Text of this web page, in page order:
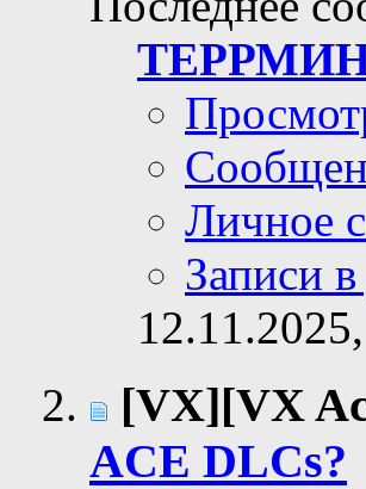
Личное
Записи
12.11.2025,
[VX][VX
ACE DLCs?